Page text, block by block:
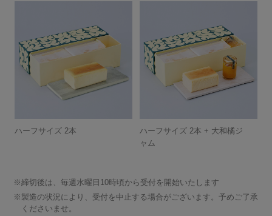
ハーフサイズ 2本
ハーフサイズ 2本 + 大和橘ジ
ャム
※締切後は、毎週水曜日10時頃から受付を開始いたします
※製造の状況により、受付を中止する場合がございます。予めご了承
くださいませ。